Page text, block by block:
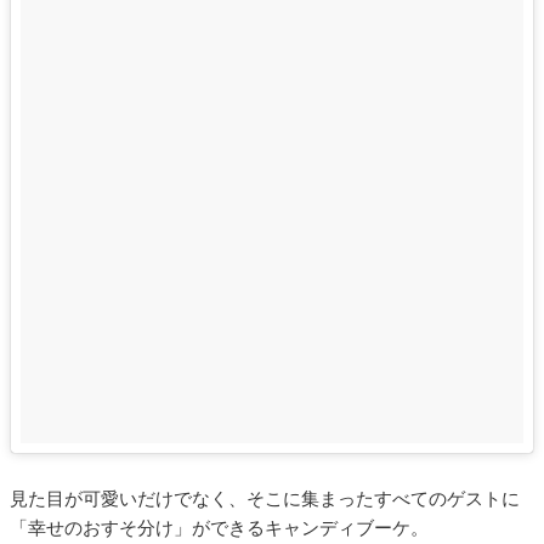
見た目が可愛いだけでなく、そこに集まったすべてのゲストに
「幸せのおすそ分け」ができるキャンディブーケ。